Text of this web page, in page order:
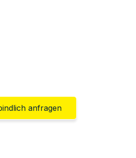
anfragen